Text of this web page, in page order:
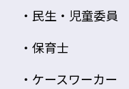
・民生・児童委員
・ 保育士
・ケースワーカー